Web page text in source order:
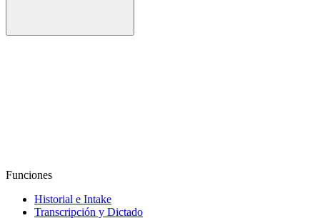
Funciones
Historial e Intake
Transcripción y Dictado